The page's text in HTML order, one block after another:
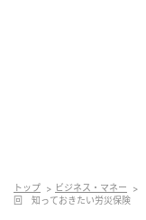
トップ ビジネス・マネー
回 知っておきたい労災保険